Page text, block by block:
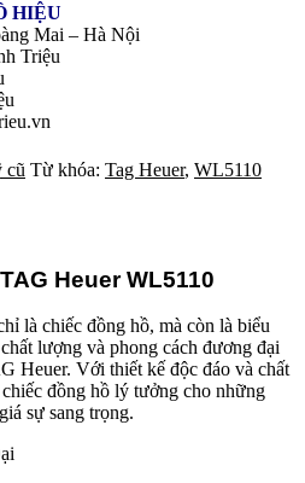
HIỆU
Mai – Hà Nội
Triệu
cũ Từ khóa: Tag Heuer, WL5110
Heuer WL5110
là chiếc đồng hồ, mà còn là biểu
lượng và phong cách đương đại
Heuer. Với thiết kế độc đáo và chất
đồng hồ lý tưởng cho những
sự sang trọng.